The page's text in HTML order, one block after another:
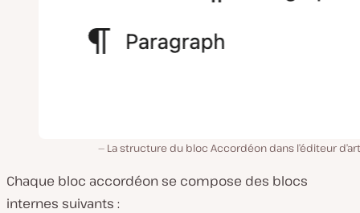
La structure du bloc Accordéon dans l’éditeur
Chaque bloc accordéon se compose des blocs
internes suivants :